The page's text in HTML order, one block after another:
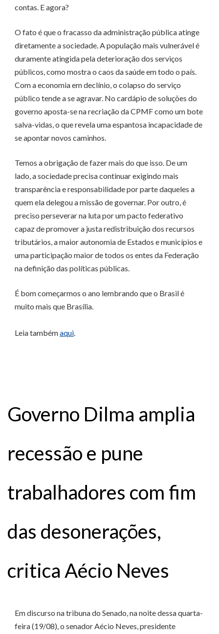
contas. E agora?
O fato é que o fracasso da administração pública atinge
diretamente a sociedade. A população mais vulnerável é
duramente atingida pela deterioração dos serviços
públicos, como mostra o caos da saúde em todo o país.
Com a economia em declínio, o colapso do serviço
público tende a se agravar. No cardápio de soluções do
governo aposta-se na recriação da CPMF como um bote
salva-vidas, o que revela uma espantosa incapacidade de
se apontar novos caminhos.
Temos a obrigação de fazer mais do que isso. De um
lado, a sociedade precisa continuar exigindo mais
transparência e responsabilidade por parte daqueles a
quem ela delegou a missão de governar. Por outro, é
preciso perseverar na luta por um pacto federativo
capaz de promover a justa redistribuição dos recursos
tributários, a maior autonomia de Estados e municípios e
uma participação maior de todos os entes da Federação
na definição das políticas públicas.
É bom começarmos o ano lembrando que o Brasil é
muito mais que Brasília.
Leia tambémaqui.
Governo Dilma amplia
recessão e pune
trabalhadores com fim
das desonerações,
critica Aécio Neves
Em discurso na tribuna do Senado, na noite dessa quarta-
feira (19/08), o senador Aécio Neves, presidente